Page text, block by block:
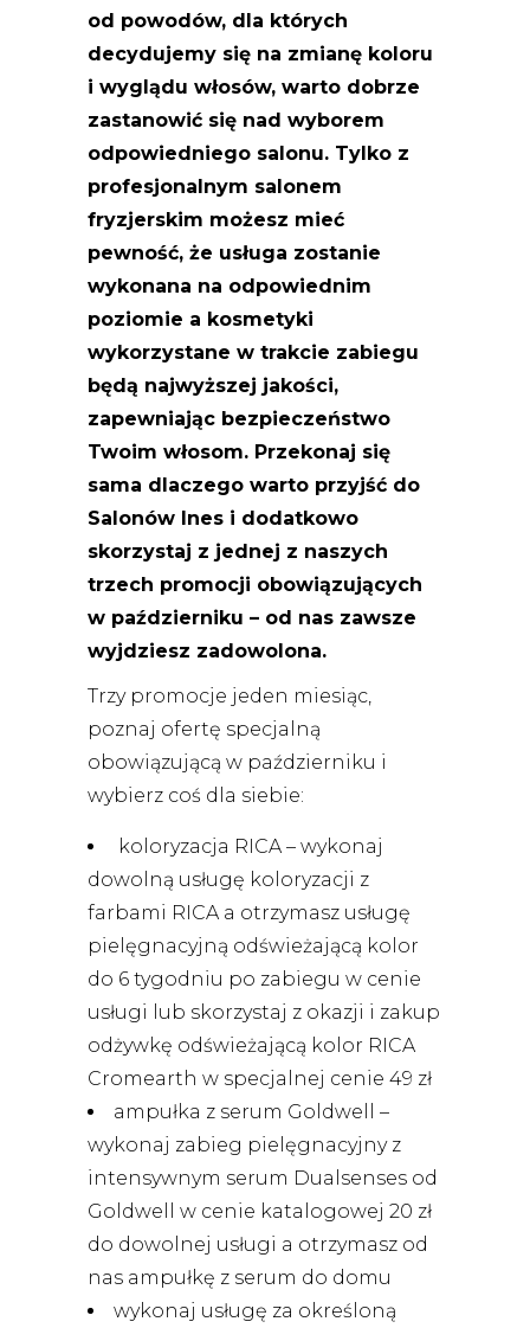
od powodów, dla których
decydujemy się na zmianę koloru
i wyglądu włosów, warto dobrze
zastanowić się nad wyborem
odpowiedniego salonu. Tylko z
profesjonalnym salonem
fryzjerskim możesz mieć
pewność, że usługa zostanie
wykonana na odpowiednim
poziomie a kosmetyki
wykorzystane w trakcie zabiegu
będą najwyższej jakości,
zapewniając bezpieczeństwo
Twoim włosom. Przekonaj się
sama dlaczego warto przyjść do
Salonów Ines i dodatkowo
skorzystaj z jednej z naszych
trzech promocji obowiązujących
w październiku – od nas zawsze
wyjdziesz zadowolona.
Trzy promocje jeden miesiąc,
poznaj ofertę specjalną
obowiązującą w październiku i
wybierz coś dla siebie:
koloryzacja RICA – wykonaj
dowolną usługę koloryzacji z
farbami RICA a otrzymasz usługę
pielęgnacyjną odświeżającą kolor
do 6 tygodniu po zabiegu w cenie
usługi lub skorzystaj z okazji i zakup
odżywkę odświeżającą kolor RICA
Cromearth w specjalnej cenie 49 zł
ampułka z serum Goldwell –
wykonaj zabieg pielęgnacyjny z
intensywnym serum Dualsenses od
Goldwell w cenie katalogowej 20 zł
do dowolnej usługi a otrzymasz od
nas ampułkę z serum do domu
wykonaj usługę za określoną